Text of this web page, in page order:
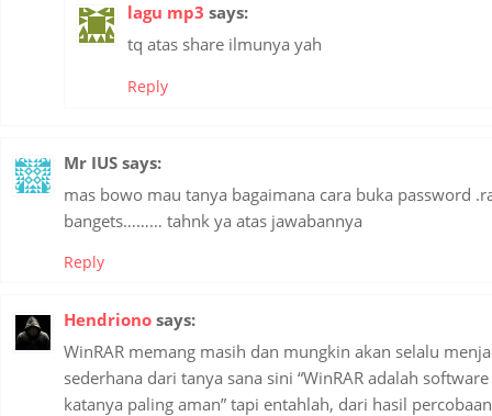
lagu mp3 says:
tq atas share ilmunya yah
Reply
Mr IUS says:
mas bowo mau tanya bagaimana cara buka password
bangets……… tahnk ya atas jawabannya
Reply
Hendriono says:
WinRAR memang masih dan mungkin akan selalu
sederhana dari tanya sana sini “WinRAR adalah
katanya paling aman” tapi entahlah, dari hasil